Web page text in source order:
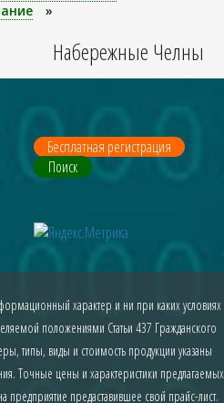
»
Набережные Челны
Бесплатная регистрация
Поиск
характер и ни при каких условиях
положениями Статьи 437 Гражданского
типы, виды и стоимость продукции указаны
Точные цены и характеристики предлагаемых
предприятие предаставившее свой прайс-лист.